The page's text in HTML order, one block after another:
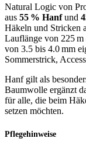
Natural Logic von
aus 55 % Hanfund
Häkeln und Stricken
Lauflänge von 225 m
von 3.5 bis 4.0 mm
Sommerstrick,
Hanf gilt als
Baumwolle ergänzt
für alle, die beim
setzen möchten.
Pflegehinweise